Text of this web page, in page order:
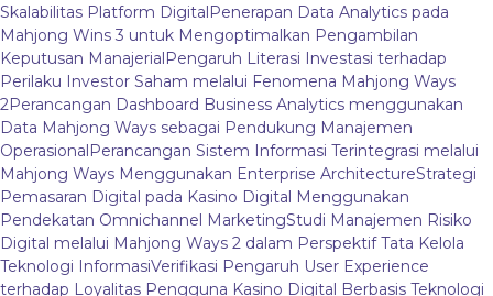
Skalabilitas Platform DigitalPenerapan Data Analytics pada
Mahjong Wins 3 untuk Mengoptimalkan Pengambilan
Keputusan ManajerialPengaruh Literasi Investasi terhadap
Perilaku Investor Saham melalui Fenomena Mahjong Ways
2Perancangan Dashboard Business Analytics menggunakan
Data Mahjong Ways sebagai Pendukung Manajemen
OperasionalPerancangan Sistem Informasi Terintegrasi melalui
Mahjong Ways Menggunakan Enterprise ArchitectureStrategi
Pemasaran Digital pada Kasino Digital Menggunakan
Pendekatan Omnichannel MarketingStudi Manajemen Risiko
Digital melalui Mahjong Ways 2 dalam Perspektif Tata Kelola
Teknologi InformasiVerifikasi Pengaruh User Experience
terhadap Loyalitas Pengguna Kasino Digital Berbasis Teknologi